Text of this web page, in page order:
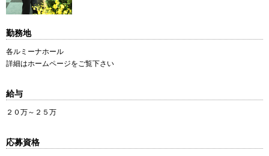
勤務地
各ルミーナホール
詳細はホームページをご覧下さい
給与
２０万～２５万
応募資格